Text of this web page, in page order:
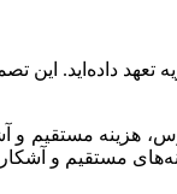
داده‌اید. این
هزینه مستقیم و
مستقیم و